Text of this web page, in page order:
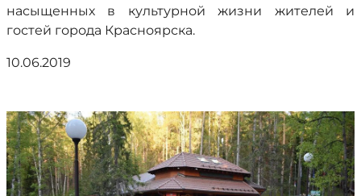
насыщенных в культурной жизни жителей и
гостей города Красноярска.
10.06.2019